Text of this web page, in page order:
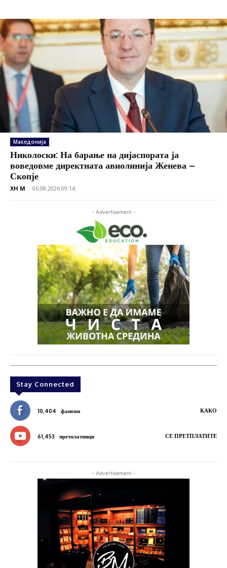
Македонија
Николоски: На барање на дијаспората ја
воведовме директната авиолинија Женева –
Скопје
XH M - 06.08.2026 09:14
- Advertisement -
Stay Connected
10,404 фанови КАКО
61,453 претплатници СЕ ПРЕТПЛАТИТЕ
- Advertisement -